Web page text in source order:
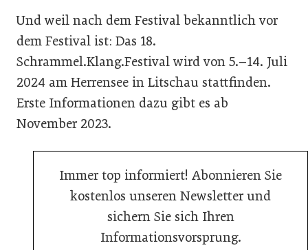
Und weil nach dem Festival bekanntlich vor
dem Festival ist: Das 18.
Schrammel.Klang.Festival wird von 5.–14. Juli
2024 am Herrensee in Litschau stattfinden.
Erste Informationen dazu gibt es ab
November 2023.
Immer top informiert! Abonnieren Sie
kostenlos unseren Newsletter und
sichern Sie sich Ihren
Informationsvorsprung.